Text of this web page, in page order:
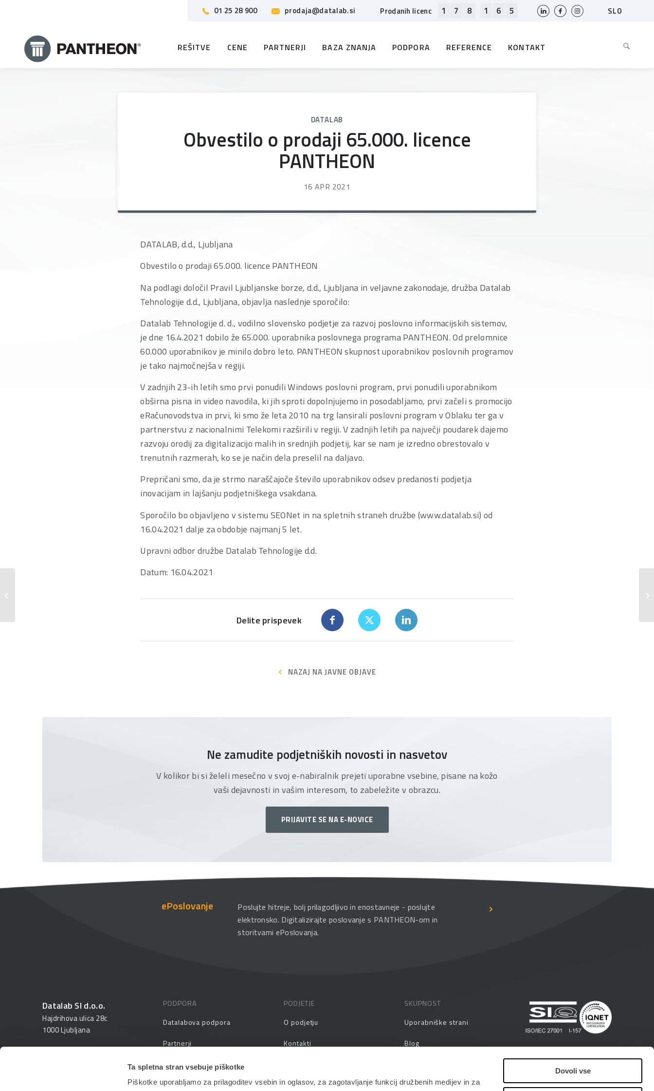
Ta spletna stran vsebuje piškotke
Piškotke uporabljamo za prilagoditev vsebin in oglasov, za zagotavljanje funkcij družbenih medijev in za
Dovoli vse
01 25 28 900 prodaja@datalab.si Prodanih licenc 1 7 8 1 6 5
SLO
REŠITVE CENE PARTNERJI BAZA ZNANJA PODPORA REFERENCE KONTAKT
DATALAB
Obvestilo o prodaji 65.000. licence
PANTHEON
16 APR 2021
DATALAB, d.d., Ljubljana
Obvestilo o prodaji 65.000. licence PANTHEON
Na podlagi določil Pravil Ljubljanske borze, d.d., Ljubljana in veljavne zakonodaje, družba Datalab
Tehnologije d.d., Ljubljana, objavlja naslednje sporočilo:
Datalab Tehnologije d. d., vodilno slovensko podjetje za razvoj poslovno informacijskih sistemov,
je dne 16.4.2021 dobilo že 65.000. uporabnika poslovnega programa PANTHEON. Od prelomnice
60.000 uporabnikov je minilo dobro leto. PANTHEON skupnost uporabnikov poslovnih programov
je tako najmočnejša v regiji.
V zadnjih 23-ih letih smo prvi ponudili Windows poslovni program, prvi ponudili uporabnikom
obširna pisna in video navodila, ki jih sproti dopolnjujemo in posodabljamo, prvi začeli s promocijo
eRačunovodstva in prvi, ki smo že leta 2010 na trg lansirali poslovni program v Oblaku ter ga v
partnerstvu z nacionalnimi Telekomi razširili v regiji. V zadnjih letih pa največji poudarek dajemo
razvoju orodij za digitalizacijo malih in srednjih podjetij, kar se nam je izredno obrestovalo v
trenutnih razmerah, ko se je način dela preselil na daljavo.
Prepričani smo, da je strmo naraščajoče število uporabnikov odsev predanosti podjetja
inovacijam in lajšanju podjetniškega vsakdana.
Sporočilo bo objavljeno v sistemu SEONet in na spletnih straneh družbe (www.datalab.si) od
16.04.2021 dalje za obdobje najmanj 5 let.
Upravni odbor družbe Datalab Tehnologije d.d.
Datum: 16.04.2021
Delite prispevek
NAZAJ NA JAVNE OBJAVE
Ne zamudite podjetniških novosti in nasvetov
V kolikor bi si želeli mesečno v svoj e-nabiralnik prejeti uporabne vsebine, pisane na kožo
vaši dejavnosti in vašim interesom, to zabeležite v obrazcu.
PRIJAVITE SE NA E-NOVICE
ePoslovanje
Poslujte hitreje, bolj prilagodljivo in enostavneje - poslujte
elektronsko. Digitalizirajte poslovanje s PANTHEON-om in
storitvami ePoslovanja.
Datalab SI d.o.o.
Hajdrihova ulica 28c
1000 Ljubljana
01 25 28 900
PODPORA
Datalabova podpora
Partnerji
FAQ – pogosta vprašanja
PANTHEON izobraževanja
PODJETJE
O podjetju
Kontakti
Vlagatelji
SKUPNOST
Uporabniške strani
Blog
Priročniki